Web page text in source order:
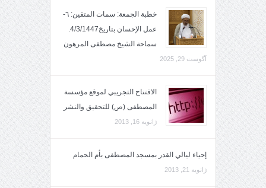
خطبة الجمعة: سمات المتقين: ٦-
عمل الإحسان بتاريخ4/3/1447.
سماحة الشيخ مصطفى المرهون
آگوست 29, 2025
الافتتاح التجريبي لموقع مؤسسة
المصطفى (ص) للتحقيق والنشر
ژانویه 16, 2013
إحياء ليالي القدر بمسجد المصطفى بأم الحمام
ژانویه 21, 2013